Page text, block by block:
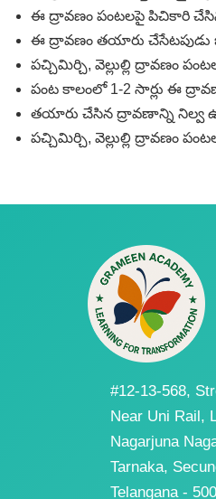
ఈ ద్రావణం పంటలపై పిచికారి
ఈ ద్రావణం తయారు చేసేటపుడు
పచ్చిమిర్చి, వెల్లుల్లి ద్రావణం
పంట కాలంలో 1-2 సార్లు ఈ
తయారు చేసిన ద్రావణాన్ని నిల్వ
పచ్చిమిర్చి, వెల్లుల్లి ద్రావణం
#12-13-568,
Near Uni Rail,
Nagarjuna
Tarnaka,
Telangana -